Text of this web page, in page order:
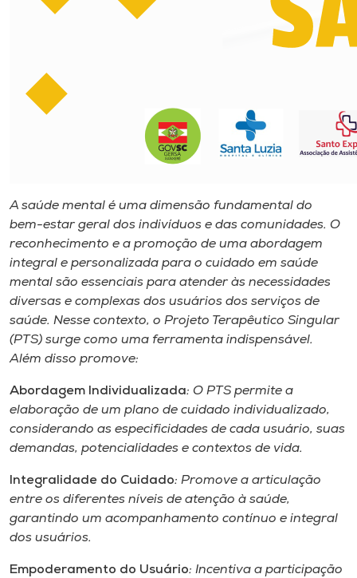
Rádio
Unoesc
Selecione
o idioma
A+
A-
A saúde mental é uma dimensão fundamental do
bem-estar geral dos indivíduos e das comunidades. O
reconhecimento e a promoção de uma abordagem
integral e personalizada para o cuidado em saúde
mental são essenciais para atender às necessidades
diversas e complexas dos usuários dos serviços de
saúde. Nesse contexto, o Projeto Terapêutico Singular
(PTS) surge como uma ferramenta indispensável.
Além disso promove:
Abordagem Individualizada: O PTS permite a
elaboração de um plano de cuidado individualizado,
considerando as especificidades de cada usuário, suas
demandas, potencialidades e contextos de vida.
Integralidade do Cuidado: Promove a articulação
entre os diferentes níveis de atenção à saúde,
garantindo um acompanhamento contínuo e integral
dos usuários.
Empoderamento do Usuário: Incentiva a participação